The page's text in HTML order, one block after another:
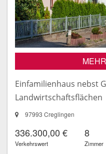
Einfamilienhaus nebst
Landwirtschaftsflächen
97993 Creglingen
336.300,00 €
Verkehrswert
8
Zimmer